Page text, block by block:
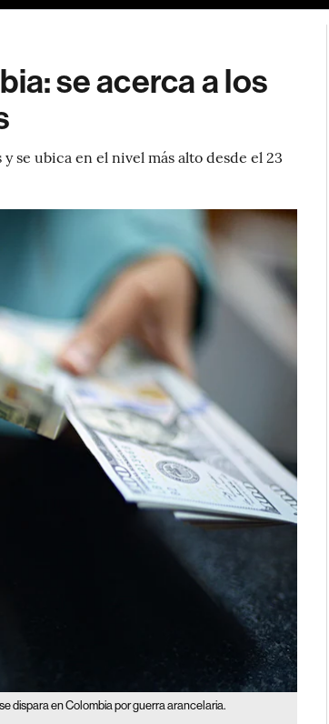
se acerca a los
se ubica en el nivel más alto desde el 23
dispara en Colombia por guerra arancelaria.